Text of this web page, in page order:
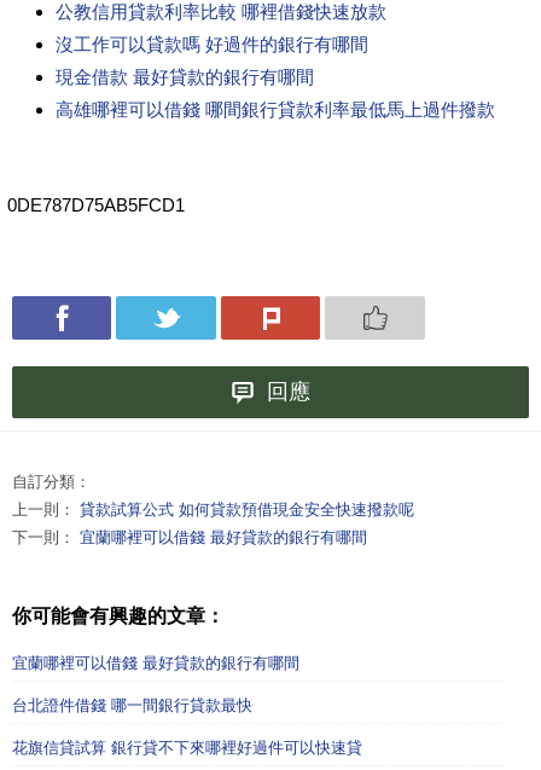
公教信用貸款利率比較 哪裡借錢快速放款
沒工作可以貸款嗎 好過件的銀行有哪間
現金借款 最好貸款的銀行有哪間
高雄哪裡可以借錢 哪間銀行貸款利率最低馬上過件撥款
0DE787D75AB5FCD1
回應
自訂分類：
上一則： 貸款試算公式 如何貸款預借現金安全快速撥款呢
下一則： 宜蘭哪裡可以借錢 最好貸款的銀行有哪間
你可能會有興趣的文章：
宜蘭哪裡可以借錢 最好貸款的銀行有哪間
台北證件借錢 哪一間銀行貸款最快
花旗信貸試算 銀行貸不下來哪裡好過件可以快速貸